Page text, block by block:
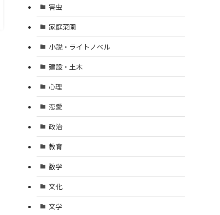
害虫
家庭菜園
小説・ライトノベル
建設・土木
心理
恋愛
政治
教育
数学
文化
文学